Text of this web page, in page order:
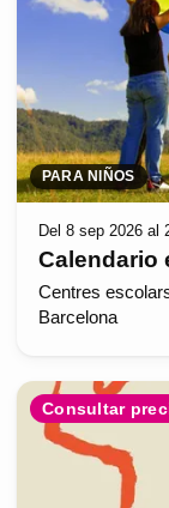
PARA NIÑOS
Del 8 sep 2026 al
Calendario
Centres
Barcelona
Consultar